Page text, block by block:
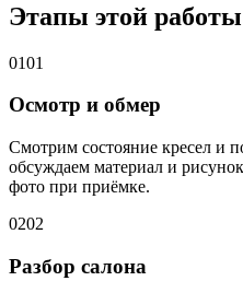
Этапы этой работы
0101
Осмотр и обмер
Смотрим состояние кресел и
обсуждаем материал и
фото при приёмке.
0202
Разбор салона